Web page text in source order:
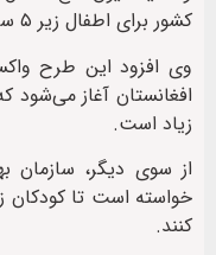
کشور برای اطفال زیر ۵ سال راه اندازی می‌شود.
افغانستان آغاز می‌شود
زیاد است.
از سوی دیگر، سازمان
کنند.